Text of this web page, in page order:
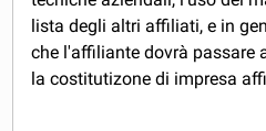
lista degli altri affiliati, e in
che l'affiliante dovrà passare
la costitutizone di impresa